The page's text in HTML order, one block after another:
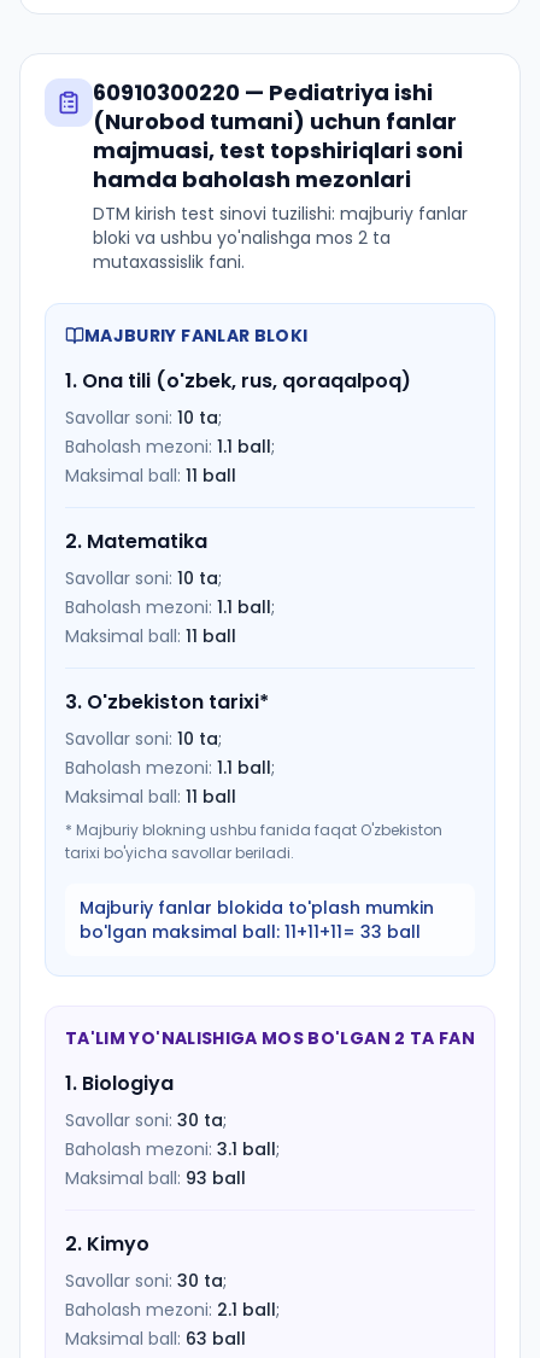
60910300220 — Pediatriya ishi
(Nurobod tumani) uchun fanlar
majmuasi, test topshiriqlari soni
hamda baholash mezonlari
DTM kirish test sinovi tuzilishi: majburiy fanlar
bloki va ushbu yo'nalishga mos 2 ta
mutaxassislik fani.
MAJBURIY FANLAR BLOKI
1. Ona tili (o'zbek, rus, qoraqalpoq)
Savollar soni: 10 ta;
Baholash mezoni: 1.1 ball;
Maksimal ball: 11 ball
2. Matematika
Savollar soni: 10 ta;
Baholash mezoni: 1.1 ball;
Maksimal ball: 11 ball
3. O'zbekiston tarixi*
Savollar soni: 10 ta;
Baholash mezoni: 1.1 ball;
Maksimal ball: 11 ball
* Majburiy blokning ushbu fanida faqat O'zbekiston
tarixi bo'yicha savollar beriladi.
Majburiy fanlar blokida to'plash mumkin
bo'lgan maksimal ball: 11+11+11= 33 ball
TA'LIM YO'NALISHIGA MOS BO'LGAN 2 TA FAN
1. Biologiya
Savollar soni: 30 ta;
Baholash mezoni: 3.1 ball;
Maksimal ball: 93 ball
2. Kimyo
Savollar soni: 30 ta;
Baholash mezoni: 2.1 ball;
Maksimal ball: 63 ball